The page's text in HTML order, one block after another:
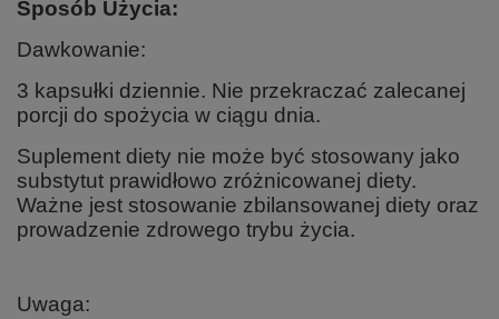
Sposób Użycia:
Dawkowanie:
3 kapsułki dziennie. Nie przekraczać zalecanej
porcji do spożycia w ciągu dnia.
Suplement diety nie może być stosowany jako
substytut prawidłowo zróżnicowanej diety.
Ważne jest stosowanie zbilansowanej diety oraz
prowadzenie zdrowego trybu życia.
Uwaga: